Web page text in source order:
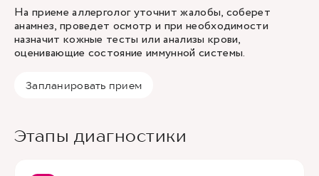
На приеме аллерголог уточнит жалобы, соберет
анамнез, проведет осмотр и при необходимости
назначит кожные тесты или анализы крови,
оценивающие состояние иммунной системы.
Запланировать прием
Этапы диагностики